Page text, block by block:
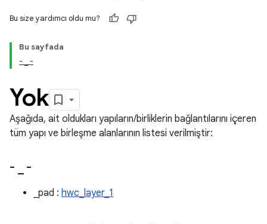
Bu size yardımcı oldu mu?
Bu sayfada
- _ -
Yok
Aşağıda, ait oldukları yapıların/birliklerin bağlantılarını içeren
tüm yapı ve birleşme alanlarının listesi verilmiştir:
- -
_pad : hwc_layer_1